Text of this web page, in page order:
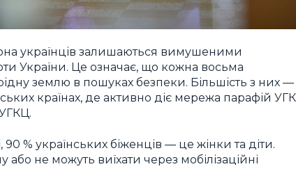
українців залишаються вимушеними
України. Це означає, що кожна восьма
землю в пошуках безпеки. Більшість з них —
країнах, де активно діє мережа парафій
% українських біженців — це жінки та діти.
не можуть виїхати через мобілізаційні